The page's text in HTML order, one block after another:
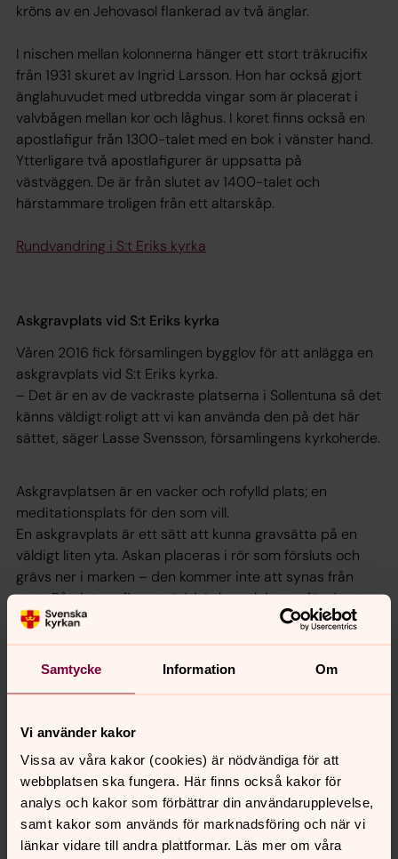
Samtycke Information Om
Vi använder kakor
Vissa av våra kakor (cookies) är nödvändiga för att
webbplatsen ska fungera. Här finns också kakor för
analys och kakor som förbättrar din användarupplevelse,
samt kakor som används för marknadsföring och när vi
länkar vidare till andra plattformar. Läs mer om våra
kröns av en Jehovasol flankerad av två änglar.
I nischen mellan kolonnerna hänger ett stort träkrucifix
från 1931 skuret av Ingrid Larsson. Hon har också gjort
änglahuvudet med utbredda vingar som är placerat i
valvbågen mellan kor och låghus. I koret finns också en
apostlafigur från 1300-talet med en bok i vänster hand.
Ytterligare två apostlafigurer är uppsatta på
västväggen. De är från slutet av 1400-talet och
härstammare troligen från ett altarskåp.
Rundvandring i S:t Eriks kyrka
Askgravplats vid S:t Eriks kyrka
Våren 2016 fick församlingen bygglov för att anlägga en
askgravplats vid S:t Eriks kyrka.
– Det är en av de vackraste platserna i Sollentuna så det
känns väldigt roligt att vi kan använda den på det här
sättet, säger Lasse Svensson, församlingens kyrkoherde.
Askgravplatsen är en vacker och rofylld plats; en
meditationsplats för den som vill.
En askgravplats är ett sätt att kunna gravsätta på en
väldigt liten yta. Askan placeras i rör som försluts och
grävs ner i marken – den kommer inte att synas från
ytan. På platsen finns, träd, bänkar, plaketter för dem
som är begravda och möjlighet att tända ljus.
Askgravplatsen invigdes i december 2017.
För information kring begravningsplatsen vid S:t Eriks